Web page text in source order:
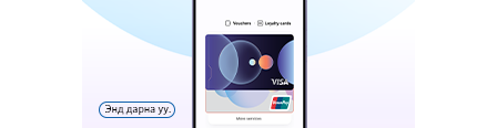
Өнөөдөр тэгш тоогоор төгссөн автомашинтай
иргэд 50 хүртэлх мянган төгрөгөнд БЕНЗИН авна
8 цагийн өмнө